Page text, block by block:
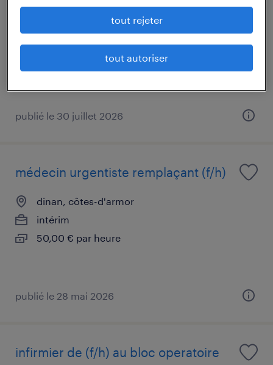
dinan, côtes-d'armor
28 000 € - 35 000 € par année
publié le 30 juillet 2026
médecin urgentiste remplaçant (f/h)
dinan, côtes-d'armor
intérim
50,00 € par heure
publié le 28 mai 2026
infirmier de (f/h) au bloc operatoire
tout rejeter
tout autoriser